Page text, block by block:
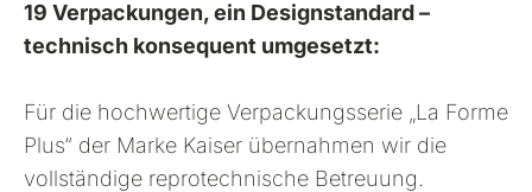
19 Verpackungen, ein Designstandard –
technisch konsequent umgesetzt:
Für die hochwertige Verpackungsserie „La Forme
Plus“ der Marke Kaiser übernahmen wir die
vollständige reprotechnische Betreuung.